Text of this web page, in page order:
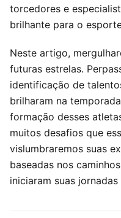
torcedores e
brilhante para o
Neste artigo,
futuras estrelas.
identificação de
brilharam na
formação desses
muitos desafios que
vislumbraremos suas
baseadas nos
iniciaram suas